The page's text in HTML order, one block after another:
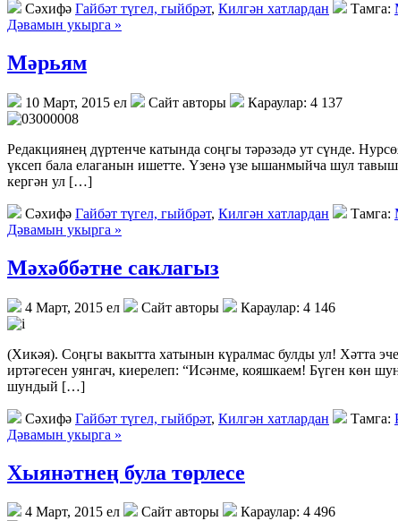
Сәхифә Гайбәт түгел, гыйбрәт, Килгән хатлардан Тамга:
Дәвамын укырга »
Мәрьям
10 Март, 2015 ел Сайт авторы Караулар: 4 137
Редакциянең дүртенче катында соңгы тәрәзәдә ут сүнде.
үксеп бала елаганын ишетте. Үзенә үзе ышанмыйча шул
кергән ул […]
Сәхифә Гайбәт түгел, гыйбрәт, Килгән хатлардан Тамга:
Дәвамын укырга »
Мәхәббәтне саклагыз
4 Март, 2015 ел Сайт авторы Караулар: 4 146
(Хикәя). Соңгы вакытта хатынын күралмас булды ул! Хәтта
иртәгесен уянгач, киерелеп: “Исәнме, кояшкаем! Бүген көн
шундый […]
Сәхифә Гайбәт түгел, гыйбрәт, Килгән хатлардан Тамга:
Дәвамын укырга »
Хыянәтнең була төрлесе
4 Март, 2015 ел Сайт авторы Караулар: 4 496